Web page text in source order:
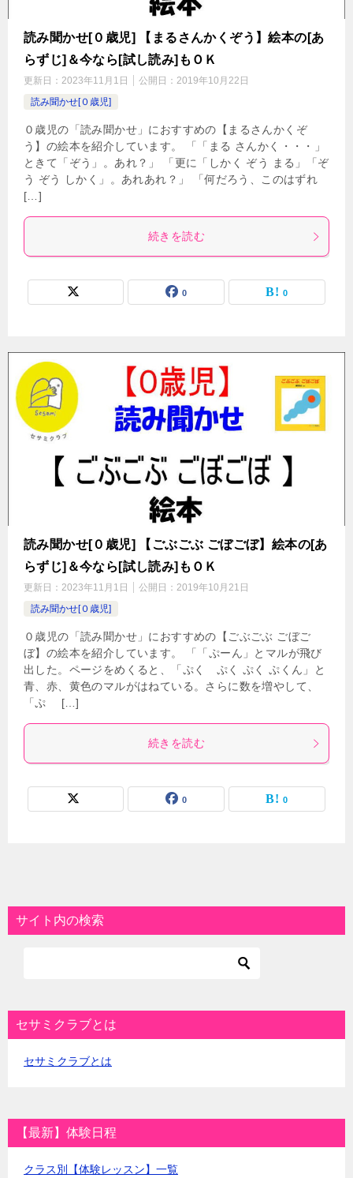
読み聞かせ[０歳児] 【まるさんかくぞう】絵本の[あ
らずじ]＆今なら[試し読み]もＯＫ
更新日： 2023年11月1日 公開日： 2019年10月22日
読み聞かせ[０歳児]
０歳児の「読み聞かせ」におすすめの【まるさんかくぞ
う】の絵本を紹介しています。 「「まる さんかく・・・」
ときて「ぞう」。あれ？」 「更に「しかく ぞう まる」「ぞ
う ぞう しかく」。あれあれ？」 「何だろう、このはずれ
[…]
続きを読む
0 0
読み聞かせ[０歳児] 【ごぶごぶ ごぼごぼ】絵本の[あ
らずじ]＆今なら[試し読み]もＯＫ
更新日： 2023年11月1日 公開日： 2019年10月21日
読み聞かせ[０歳児]
０歳児の「読み聞かせ」におすすめの【ごぶごぶ ごぼご
ぼ】の絵本を紹介しています。 「「ぷーん」とマルが飛び
出した。ページをめくると、「ぷく ぷく ぷく ぷくん」と
青、赤、黄色のマルがはねている。さらに数を増やして、
「ぷ […]
続きを読む
0 0
サイト内の検索
セサミクラブとは
セサミクラブとは
【最新】体験日程
クラス別【体験レッスン】一覧